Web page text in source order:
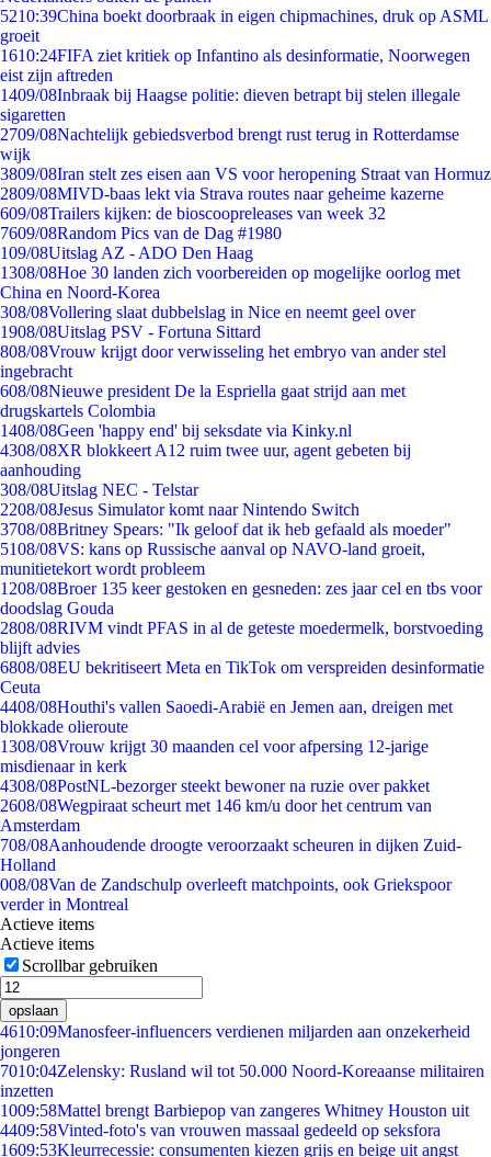
5210:39China boekt doorbraak in eigen chipmachines, druk op ASML
groeit
1610:24FIFA ziet kritiek op Infantino als desinformatie, Noorwegen
eist zijn aftreden
1409/08Inbraak bij Haagse politie: dieven betrapt bij stelen illegale
sigaretten
2709/08Nachtelijk gebiedsverbod brengt rust terug in Rotterdamse
wijk
3809/08Iran stelt zes eisen aan VS voor heropening Straat van Hormuz
2809/08MIVD-baas lekt via Strava routes naar geheime kazerne
609/08Trailers kijken: de bioscoopreleases van week 32
7609/08Random Pics van de Dag #1980
109/08Uitslag AZ - ADO Den Haag
1308/08Hoe 30 landen zich voorbereiden op mogelijke oorlog met
China en Noord-Korea
308/08Vollering slaat dubbelslag in Nice en neemt geel over
1908/08Uitslag PSV - Fortuna Sittard
808/08Vrouw krijgt door verwisseling het embryo van ander stel
ingebracht
608/08Nieuwe president De la Espriella gaat strijd aan met
drugskartels Colombia
1408/08Geen 'happy end' bij seksdate via Kinky.nl
4308/08XR blokkeert A12 ruim twee uur, agent gebeten bij
aanhouding
308/08Uitslag NEC - Telstar
2208/08Jesus Simulator komt naar Nintendo Switch
3708/08Britney Spears: "Ik geloof dat ik heb gefaald als moeder"
5108/08VS: kans op Russische aanval op NAVO-land groeit,
munitietekort wordt probleem
1208/08Broer 135 keer gestoken en gesneden: zes jaar cel en tbs voor
doodslag Gouda
2808/08RIVM vindt PFAS in al de geteste moedermelk, borstvoeding
blijft advies
6808/08EU bekritiseert Meta en TikTok om verspreiden desinformatie
Ceuta
4408/08Houthi's vallen Saoedi-Arabië en Jemen aan, dreigen met
blokkade olieroute
1308/08Vrouw krijgt 30 maanden cel voor afpersing 12-jarige
misdienaar in kerk
4308/08PostNL-bezorger steekt bewoner na ruzie over pakket
2608/08Wegpiraat scheurt met 146 km/u door het centrum van
Amsterdam
708/08Aanhoudende droogte veroorzaakt scheuren in dijken Zuid-
Holland
008/08Van de Zandschulp overleeft matchpoints, ook Griekspoor
verder in Montreal
Actieve items
Actieve items
Scrollbar gebruiken
opslaan
4610:09Manosfeer-influencers verdienen miljarden aan onzekerheid
jongeren
7010:04Zelensky: Rusland wil tot 50.000 Noord-Koreaanse militairen
inzetten
1009:58Mattel brengt Barbiepop van zangeres Whitney Houston uit
4409:58Vinted-foto's van vrouwen massaal gedeeld op seksfora
1609:53Kleurrecessie: consumenten kiezen grijs en beige uit angst